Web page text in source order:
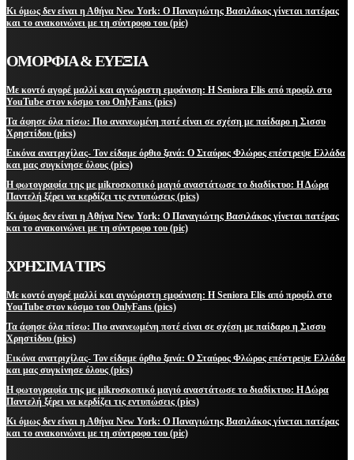
Κι όμως δεν είναι η Αθήνα New York: Ο Παναγιώτης Βασιλάκος γίνεται πατέρας
και το ανακοινώνει με τη σύντροφο του (pic)
ΟΜΟΡΦΙΑ & ΕΥΕΞΙΑ
Με κοντό αγορέ μαλλί και αγνώριστη εμφάνιση: Η Seniora Elis από προφίλ στο
YouTube στον κόσμο του OnlyFans (pics)
Τα άφησε όλα πίσω: Πιο ανανεωμένη ποτέ είναι σε σχέση με παίδαρο η Σισσυ
Χρηστίδου (pics)
Εικόνα ανατριχίλας- Τον είδαμε όρθιο ξανά: Ο Σταύρος Φλώρος επέστρεψε Ελλάδα
και μας συγκίνησε όλους (pics)
Η φωτογραφία της με μikroσκοπικό μαγιό αναστάτωσε το διαδίκτυο: Η Δώρα
Παντελή ξέρει να κερδίζει τις εντυπώσεις (pics)
Κι όμως δεν είναι η Αθήνα New York: Ο Παναγιώτης Βασιλάκος γίνεται πατέρας
και το ανακοινώνει με τη σύντροφο του (pic)
ΧΡΗΣΙΜΑ TIPS
Με κοντό αγορέ μαλλί και αγνώριστη εμφάνιση: Η Seniora Elis από προφίλ στο
YouTube στον κόσμο του OnlyFans (pics)
Τα άφησε όλα πίσω: Πιο ανανεωμένη ποτέ είναι σε σχέση με παίδαρο η Σισσυ
Χρηστίδου (pics)
Εικόνα ανατριχίλας- Τον είδαμε όρθιο ξανά: Ο Σταύρος Φλώρος επέστρεψε Ελλάδα
και μας συγκίνησε όλους (pics)
Η φωτογραφία της με μikroσκοπικό μαγιό αναστάτωσε το διαδίκτυο: Η Δώρα
Παντελή ξέρει να κερδίζει τις εντυπώσεις (pics)
Κι όμως δεν είναι η Αθήνα New York: Ο Παναγιώτης Βασιλάκος γίνεται πατέρας
και το ανακοινώνει με τη σύντροφο του (pic)